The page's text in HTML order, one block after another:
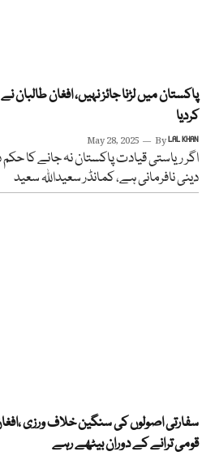
پاکستان میں لڑنا جائز نہیں، افغان طالبان
کردیا
May 28, 2025 ByLAL KHAN
اگر ریاستی قیادت پاکستان نہ جانے کا
دینی نافرمانی ہے، کمانڈر سعیداللہ سعید
سفارتی اصولوں کی سنگین خلاف ورزی
قومی ترانے کے دوران بیٹھے رہے